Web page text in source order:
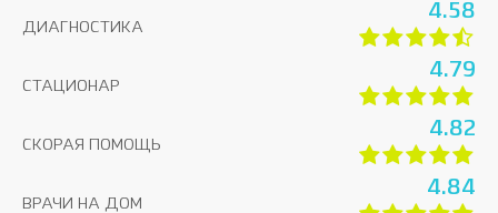
ДИАГНОСТИКА
4.58
СТАЦИОНАР
4.79
СКОРАЯ ПОМОЩЬ
4.82
ВРАЧИ НА ДОМ
4.84